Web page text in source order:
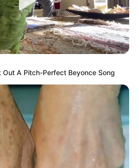
tras un violento accidente
Out A Pitch-Perfect Beyonce Song